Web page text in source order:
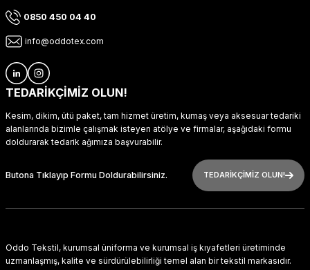
0850 450 04 40
info@oddotex.com
TEDARİKÇİMİZ OLUN!
Kesim, dikim, ütü paket, tam hizmet üretim, kumaş veya aksesuar tedariki
alanlarında bizimle çalışmak isteyen atölye ve firmalar, aşağıdaki formu
doldurarak tedarik ağımıza başvurabilir.
Butona Tıklayıp Formu Doldurabilirsiniz. TEDARİKÇİMİZ OLUN!
Oddo Tekstil, kurumsal üniforma ve kurumsal iş kıyafetleri üretiminde
uzmanlaşmış, kalite ve sürdürülebilirliği temel alan bir tekstil markasıdır.